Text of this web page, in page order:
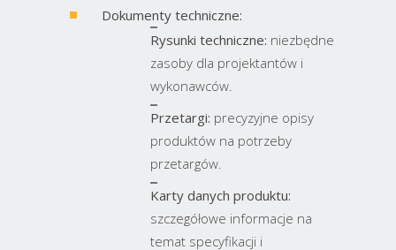
Dokumenty techniczne:
Rysunki techniczne: niezbędne
zasoby dla projektantów i
wykonawców.
Przetargi: precyzyjne opisy
produktów na potrzeby
przetargów.
Karty danych produktu:
szczegółowe informacje na
temat specyfikacji i